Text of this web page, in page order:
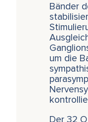
Bänder
um die
Der 32